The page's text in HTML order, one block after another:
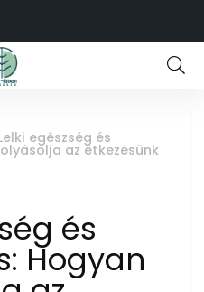
egészség és
az étkezésünk
és
Hogyan